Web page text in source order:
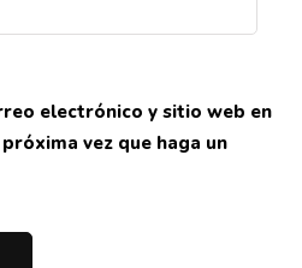
electrónico y sitio web en
vez que haga un